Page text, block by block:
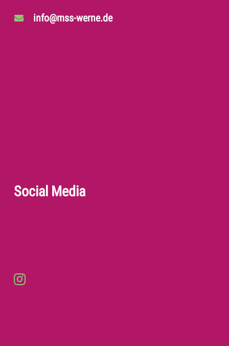
info@mss-werne.de
Social Media